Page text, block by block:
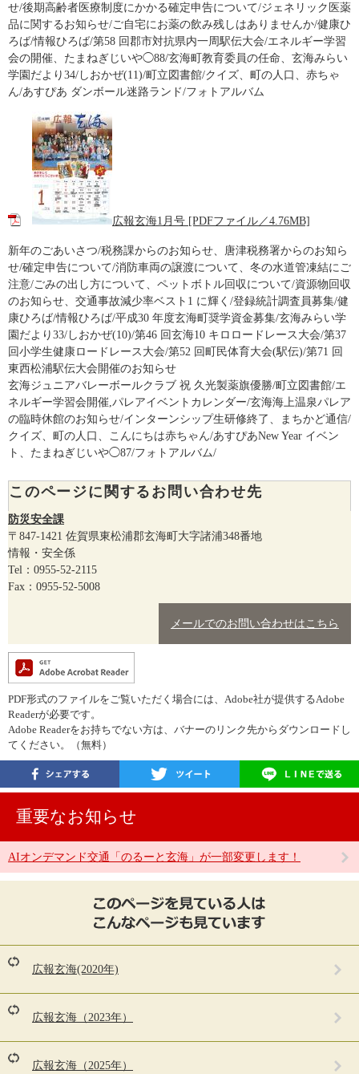
せ/後期高齢者医療制度にかかる確定申告について/ジェネリック医薬
品に関するお知らせ/ご自宅にお薬の飲み残しはありませんか/健康ひ
ろば/情報ひろば/第58 回郡市対抗県内一周駅伝大会/エネルギー学習
会の開催、たまねぎじいや◯88/玄海町教育委員の任命、玄海みらい
学園だより34/しおかぜ(11)/町立図書館/クイズ、町の人口、赤ちゃ
ん/あすぴあ ダンボール迷路ランド/フォトアルバム
広報玄海1月号 [PDFファイル／4.76MB]
新年のごあいさつ/税務課からのお知らせ、唐津税務署からのお知ら
せ/確定申告について/消防車両の譲渡について、冬の水道管凍結にご
注意/ごみの出し方について、ペットボトル回収について/資源物回収
のお知らせ、交通事故減少率ベスト1 に輝く/登録統計調査員募集/健
康ひろば/情報ひろば/平成30 年度玄海町奨学資金募集/玄海みらい学
園だより33/しおかぜ(10)/第46 回玄海10 キロロードレース大会/第37
回小学生健康ロードレース大会/第52 回町民体育大会(駅伝)/第71 回
東西松浦駅伝大会開催のお知らせ
玄海ジュニアバレーボールクラブ 祝 久光製薬旗優勝/町立図書館/エ
ネルギー学習会開催,パレアイベントカレンダー/玄海海上温泉パレア
の臨時休館のお知らせ/インターンシップ生研修終了、まちかど通信/
クイズ、町の人口、こんにちは赤ちゃん/あすぴあNew Year イベン
ト、たまねぎじいや◯87/フォトアルバム/
このページに関するお問い合わせ先
防災安全課
〒847-1421 佐賀県東松浦郡玄海町大字諸浦348番地
情報・安全係
Tel：0955-52-2115
Fax：0955-52-5008
メールでのお問い合わせはこちら
PDF形式のファイルをご覧いただく場合には、Adobe社が提供するAdobe
Readerが必要です。
Adobe Readerをお持ちでない方は、バナーのリンク先からダウンロードし
てください。（無料）
重要なお知らせ
AIオンデマンド交通「のるーと玄海」が一部変更します！
ジ
を
て
い
人
は
広報玄海(2020年)
広報玄海（2023年）
広報玄海（2025年）